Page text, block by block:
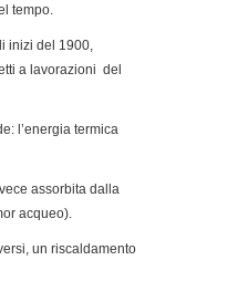
tempo.
inizi del 1900,
a lavorazioni del
l’energia termica
assorbita dalla
acqueo).
un riscaldamento